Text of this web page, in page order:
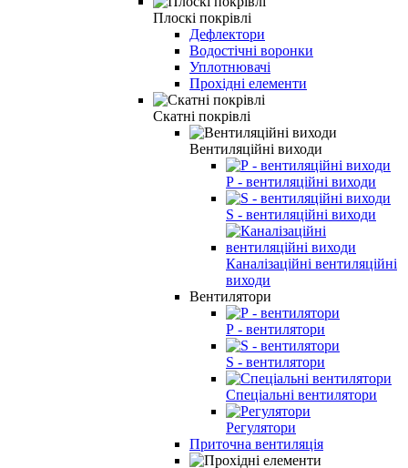
Плоскі покрівлі
Дефлектори
Водостічні воронки
Уплотнювачі
Прохідні елементи
Скатні покрівлі
Вентиляційні виходи
Р - вентиляційні виходи
S - вентиляційні виходи
Каналізаційні вентиляційні
виходи
Вентилятори
Р - вентилятори
S - вентилятори
Спеціальні вентилятори
Регулятори
Приточна вентиляція